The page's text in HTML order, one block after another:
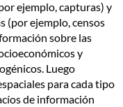
ejemplo, capturas) y
(por ejemplo, censos
sobre las
y
Luego
para cada tipo
de información